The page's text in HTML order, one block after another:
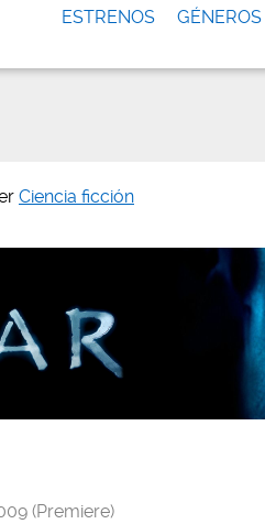
ESTRENOS GÉNEROS
Ciencia ficción
(Premiere)